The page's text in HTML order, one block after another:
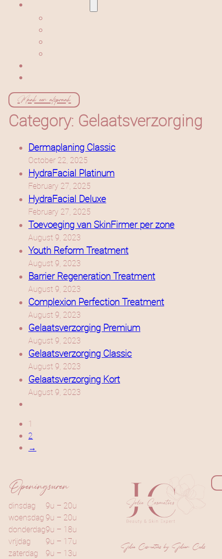
Maak een afspraak
Category: Gelaatsverzorging
Dermaplaning Classic
October 22, 2025
HydraFacial Platinum
February 27, 2025
HydraFacial Deluxe
February 27, 2025
Toevoeging van SkinFirmer per zone
August 9, 2023
Youth Reform Treatment
August 9, 2023
Barrier Regeneration Treatment
August 9, 2023
Complexion Perfection Treatment
August 9, 2023
Gelaatsverzorging Premium
August 9, 2023
Gelaatsverzorging Classic
August 9, 2023
Gelaatsverzorging Kort
August 9, 2023
1
2
→
Openingsuren
dinsdag
woensdag
donderdag
vrijdag
zaterdag
9u – 20u
9u – 20u
9u – 18u
9u – 17u
9u – 13u
Jolie Cosmetics by Jolien Cools